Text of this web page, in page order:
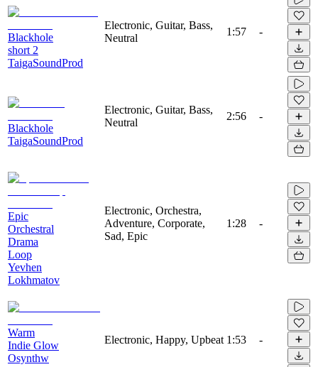
Blackhole
short 2
TaigaSoundProd
Electronic, Guitar, Bass,
Neutral
1:57 -
Blackhole
TaigaSoundProd
Electronic, Guitar, Bass,
Neutral
2:56 -
Epic
Orchestral
Drama
Loop
Yevhen
Lokhmatov
Electronic, Orchestra,
Adventure, Corporate,
Sad, Epic
1:28 -
Warm
Indie Glow
Osynthw
Electronic, Happy, Upbeat 1:53 -